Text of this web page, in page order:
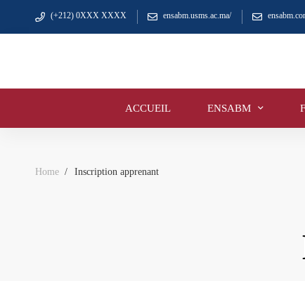
(+212) 0XXX XXXX ensabm.usms.ac.ma/
ACCUEIL ENSABM
Home Inscription apprenant